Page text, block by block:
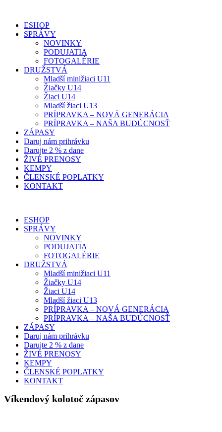
ESHOP
SPRÁVY
NOVINKY
PODUJATIA
FOTOGALÉRIE
DRUŽSTVÁ
Mladší minižiaci U11
Žiačky U14
Žiaci U14
Mladší žiaci U13
PRÍPRAVKA – NOVÁ GENERÁCIA
PRÍPRAVKA – NAŠA BUDÚCNOSŤ
ZÁPASY
Daruj nám prihrávku
Darujte 2 % z dane
ŽIVÉ PRENOSY
KEMPY
ČLENSKÉ POPLATKY
KONTAKT
ESHOP
SPRÁVY
NOVINKY
PODUJATIA
FOTOGALÉRIE
DRUŽSTVÁ
Mladší minižiaci U11
Žiačky U14
Žiaci U14
Mladší žiaci U13
PRÍPRAVKA – NOVÁ GENERÁCIA
PRÍPRAVKA – NAŠA BUDÚCNOSŤ
ZÁPASY
Daruj nám prihrávku
Darujte 2 % z dane
ŽIVÉ PRENOSY
KEMPY
ČLENSKÉ POPLATKY
KONTAKT
Víkendový kolotoč zápasov